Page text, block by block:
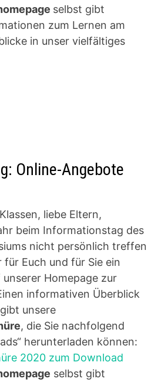
selbst gibt
zum Lernen am
in unser vielfältiges
Online-Angebote
liebe Eltern,
beim Informationstag des
nicht persönlich treffen
Euch und für Sie ein
Homepage zur
informativen Überblick
unsere
, die Sie nachfolgend
herunterladen können:
2020 zum Download
selbst gibt